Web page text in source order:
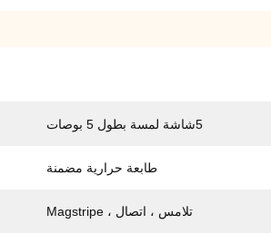
5شاشة لمسة بطول 5 بوصات
طابعة حرارية مضمنة
تلامس ، اتصال ، Magstripe